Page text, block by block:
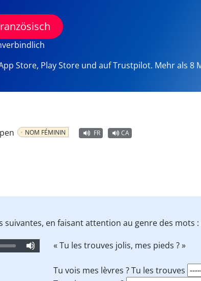
Store, Play Store und auf Trustpilot. Mehr als 8
NOM FÉMININ FR CA
suivantes, en faisant attention au genre des mots
« Tu les trouves jolis, mes pieds ? »
Tu vois mes lèvres ? Tu les trouves